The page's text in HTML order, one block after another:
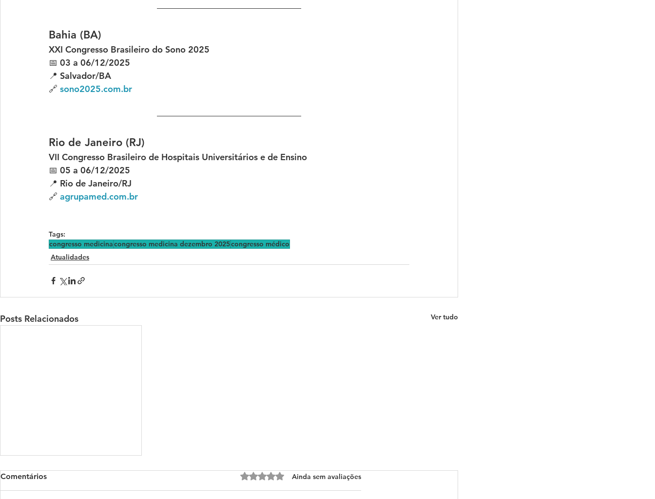
Bahia (BA)
XXI Congresso Brasileiro do Sono 2025
📅 03 a 06/12/2025
📍 Salvador/BA
🔗 sono2025.com.br
Rio de Janeiro (RJ)
VII Congresso Brasileiro de Hospitais Universitários e de Ensino
📅 05 a 06/12/2025
📍 Rio de Janeiro/RJ
🔗 agrupamed.com.br
Tags:
congresso medicinacongresso medicina dezembro 2025congresso médico
Atualidades
Posts Relacionados Ver tudo
Comentários Avaliado com 0 de 5 estrelas.
Ainda sem avaliações